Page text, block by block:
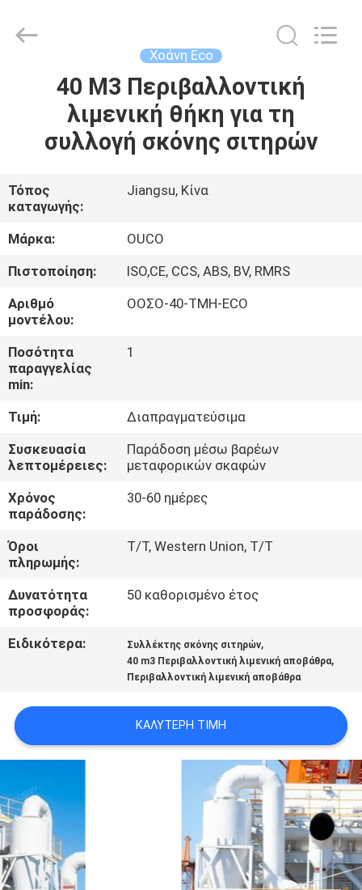
ΠΡΟΪΌΝΤΑ
ΒΊΝΤΕΟ
ΕΜΦΆΝΙΣΗ
VR
ΣΧΕΤΙΚΆ
ΜΕ
ΕΜΆΣ
ΕΠΙΣΚΈΨΕΙΣ
ΣΤΟ
ΕΡΓΟΣΤΆΣΙΟ
ΈΛΕΓΧΟΣ
ΠΟΙΌΤΗΤΑΣ
ΕΙΔΉΣΕΙΣ
CONTACT
US
SITEMAP
ΠΟΛΙΤΙΚΉ
ΑΠΟΡΡΉΤΟΥ
GROUP
Χοάνη Eco
40 M3 Περιβαλλοντική
λιμενική θήκη για τη
συλλογή σκόνης σιτηρών
Τόπος
καταγωγής:
Jiangsu, Κίνα
Μάρκα:
OUCO
Πιστοποίηση:
ISO,CE, CCS, ABS, BV, RMRS
Αριθμό
μοντέλου:
ΟΟΣΟ-40-TMH-ECO
Ποσότητα
παραγγελίας
min:
1
Τιμή:
Διαπραγματεύσιμα
Συσκευασία
λεπτομέρειες:
Παράδοση μέσω βαρέων
μεταφορικών σκαφών
Χρόνος
παράδοσης:
30-60 ημέρες
Όροι
πληρωμής:
T/T, Western Union, T/T
Δυνατότητα
προσφοράς:
50 καθορισμένο έτος
Ειδικότερα: Συλλέκτης σκόνης σιτηρών,
40 m3 Περιβαλλοντική λιμενική αποβάθρα,
Περιβαλλοντική λιμενική αποβάθρα
ΚΑΛΎΤΕΡΗ ΤΙΜΉ